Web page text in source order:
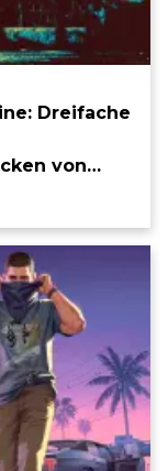
Dreifache
von
Missionen